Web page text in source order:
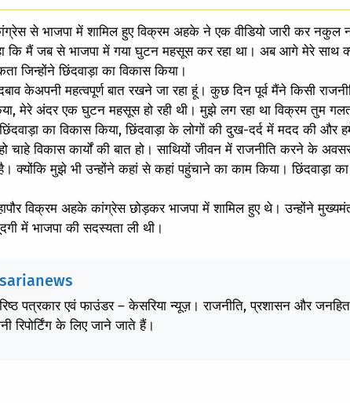
से भाजपा में शामिल हुए विक्रम अहके ने एक वीडियो जारी कर नकुल
कि मैं जब से भाजपा में गया घुटन महसूस कर रहा था। अब आगे मेरे साथ
जिन्‍होंने छिंदवाड़ा का विकास किया।
केअपनी महत्वपूर्ण बात रखने जा रहा हूं। कुछ दिन पूर्व मैंने किसी
मेरे अंदर एक घुटन महसूस हो रही थी। मुझे लग रहा था विक्रम तुम
का विकास किया, छिंदवाड़ा के लोगों की दुख-दर्द में मदद की और
चाहे विकास कार्यों की बात हो। साथियों जीवन में राजनीति करने के
क्योंकि मुझे भी उन्होंने कहां से कहां पहुंचाने का काम किया। छिंदवाड़ा
विक्रम अहके कांग्रेस छोड़कर भाजपा में शामिल हुए थे। उन्‍होंने
में भाजपा की सदस्यता ली थी।
पत्रकार एवं फाउंडर – केसरिया न्यूज़। राजनीति, प्रशासन और
रिपोर्टिंग के लिए जाने जाते हैं।